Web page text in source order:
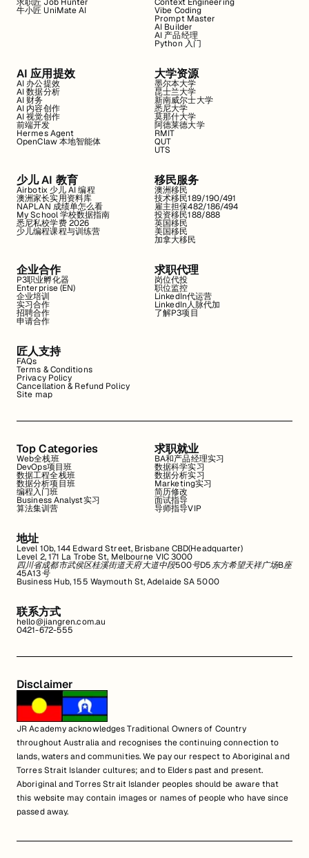
牛小匠 UniMate AI Vibe Coding
Prompt Master
AI Builder
AI 产品经理
Python 入门
AI 应用提效
AI 办公提效
AI 数据分析
AI 财务
AI 内容创作
AI 视觉创作
前端开发
Hermes Agent
OpenClaw 本地智能体
大学资源
墨尔本大学
昆士兰大学
新南威尔士大学
悉尼大学
莫那什大学
阿德莱德大学
RMIT
QUT
UTS
少儿 AI 教育
Airbotix 少儿 AI 编程
澳洲家长实用资料库
NAPLAN 成绩单怎么看
My School 学校数据指南
悉尼私校学费 2026
少儿编程课程与训练营
移民服务
澳洲移民
技术移民189/190/491
雇主担保482/186/494
投资移民188/888
英国移民
美国移民
加拿大移民
企业合作
P3职业孵化器
Enterprise (EN)
企业培训
实习合作
招聘合作
申请合作
求职代理
岗位代投
职位监控
LinkedIn代运营
LinkedIn人脉代加
了解P3项目
匠人支持
FAQs
Terms & Conditions
Privacy Policy
Cancellation & Refund Policy
Site map
Top Categories
Web全栈班
DevOps项目班
数据工程全栈班
数据分析项目班
编程入门班
Business Analyst实习
算法集训营
求职就业
BA和产品经理实习
数据科学实习
数据分析实习
Marketing实习
简历修改
面试指导
导师指导VIP
地址
Level 10b, 144 Edward Street, Brisbane CBD(Headquarter)
Level 2, 171 La Trobe St, Melbourne VIC 3000
四川省成都市武侯区桂溪街道天府大道中段500号D5东方希望天祥广场B座
45A13号
Business Hub, 155 Waymouth St, Adelaide SA 5000
联系方式
hello@jiangren.com.au
0421-672-555
Disclaimer
JR Academy acknowledges Traditional Owners of Country
throughout Australia and recognises the continuing connection to
lands, waters and communities. We pay our respect to Aboriginal and
Torres Strait Islander cultures; and to Elders past and present.
Aboriginal and Torres Strait Islander peoples should be aware that
this website may contain images or names of people who have since
passed away.